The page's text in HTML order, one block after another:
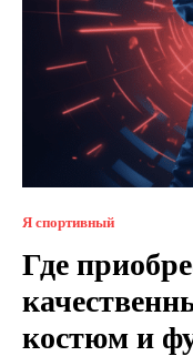
Я спортивный
Где
костюм и